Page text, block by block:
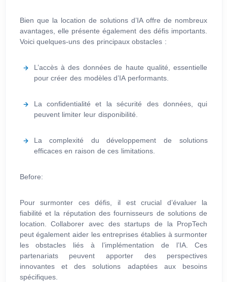
Bien que la location de solutions d’IA offre de nombreux
avantages, elle présente également des défis importants.
Voici quelques-uns des principaux obstacles :
L’accès à des données de haute qualité, essentielle
pour créer des modèles d’IA performants.
La confidentialité et la sécurité des données, qui
peuvent limiter leur disponibilité.
La complexité du développement de solutions
efficaces en raison de ces limitations.
Before:
Pour surmonter ces défis, il est crucial d’évaluer la
fiabilité et la réputation des fournisseurs de solutions de
location. Collaborer avec des startups de la PropTech
peut également aider les entreprises établies à surmonter
les obstacles liés à l’implémentation de l’IA. Ces
partenariats peuvent apporter des perspectives
innovantes et des solutions adaptées aux besoins
spécifiques.